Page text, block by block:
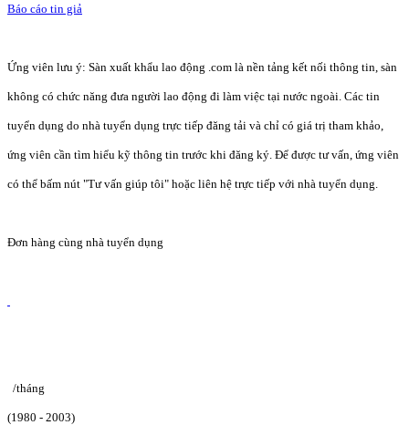
Báo cáo tin giả
Ứng viên lưu ý: Sàn xuất khẩu lao động .com là nền tảng kết nối thông tin, sàn
không có chức năng đưa người lao động đi làm việc tại nước ngoài. Các tin
tuyển dụng do nhà tuyển dụng trực tiếp đăng tải và chỉ có giá trị tham khảo,
ứng viên cần tìm hiểu kỹ thông tin trước khi đăng ký. Để được tư vấn, ứng viên
có thể bấm nút "Tư vấn giúp tôi" hoặc liên hệ trực tiếp với nhà tuyển dụng.
Đơn hàng cùng nhà tuyển dụng
/tháng
(1980 - 2003)